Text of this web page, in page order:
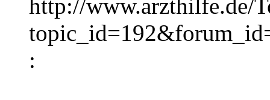
http://www.arzthilfe.de/
: